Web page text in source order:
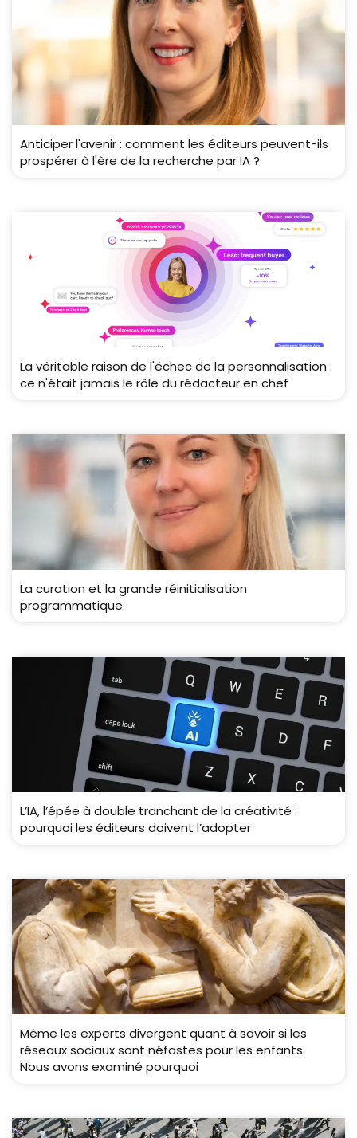
Anticiper l'avenir : comment les éditeurs peuvent-ils
prospérer à l'ère de la recherche par IA ?
La véritable raison de l'échec de la personnalisation :
ce n'était jamais le rôle du rédacteur en chef
La curation et la grande réinitialisation
programmatique
L’IA, l’épée à double tranchant de la créativité :
pourquoi les éditeurs doivent l’adopter
Même les experts divergent quant à savoir si les
réseaux sociaux sont néfastes pour les enfants.
Nous avons examiné pourquoi